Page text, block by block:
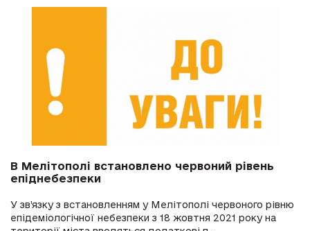
В Мелітополі встановлено червоний рівень
епіднебезпеки
У зв’язку з встановленням у Мелітополі червоного рівню
епідеміологічної небезпеки з 18 жовтня 2021 року на